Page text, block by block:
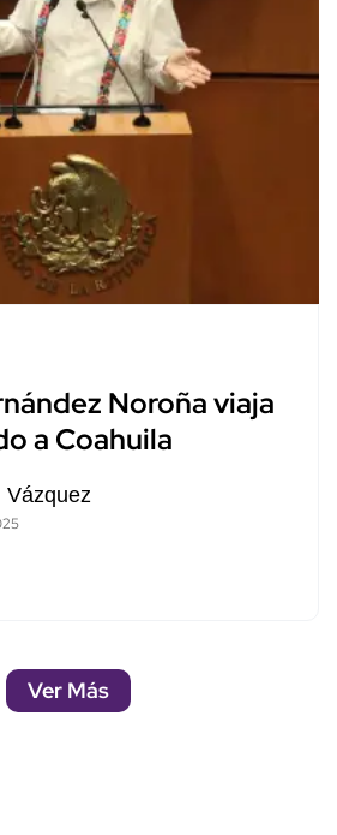
Noroña viaja
a Coahuila
Vázquez
Ver Más